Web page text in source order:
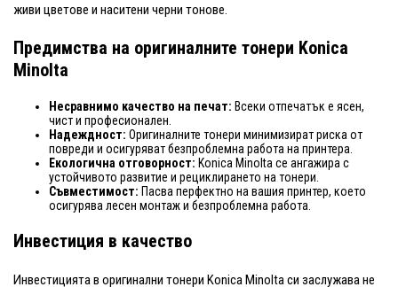
живи цветове и наситени черни тонове.
Предимства на оригиналните тонери Konica
Minolta
Несравнимо качество на печат: Всеки отпечатък е ясен,
чист и професионален.
Надеждност: Оригиналните тонери минимизират риска от
повреди и осигуряват безпроблемна работа на принтера.
Екологична отговорност: Konica Minolta се ангажира с
устойчивото развитие и рециклирането на тонери.
Съвместимост: Пасва перфектно на вашия принтер, което
осигурява лесен монтаж и безпроблемна работа.
Инвестиция в качество
Инвестицията в оригинални тонери Konica Minolta си заслужава не